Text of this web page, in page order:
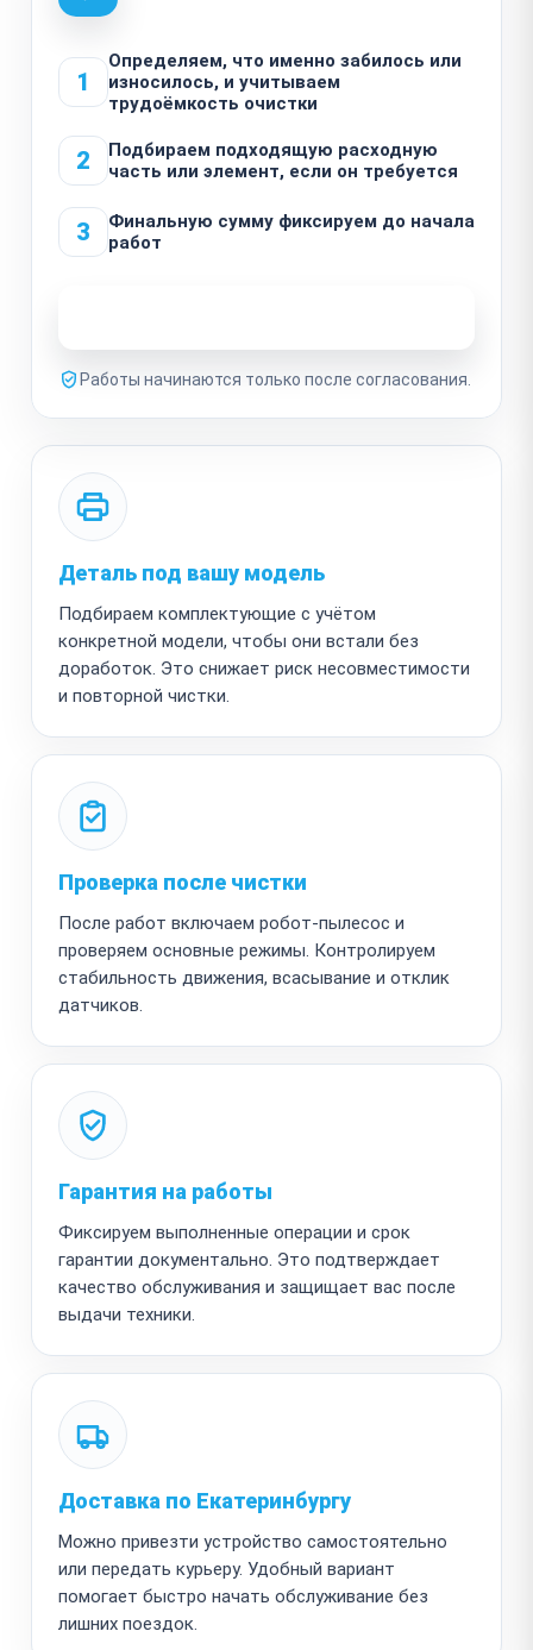
1
Определяем, что именно забилось или
износилось, и учитываем
трудоёмкость очистки
2
Подбираем подходящую расходную
часть или элемент, если он требуется
3
Финальную сумму фиксируем до начала
работ
Работы начинаются только после согласования.
Деталь под вашу модель
Подбираем комплектующие с учётом
конкретной модели, чтобы они встали без
доработок. Это снижает риск несовместимости
и повторной чистки.
Проверка после чистки
После работ включаем робот-пылесос и
проверяем основные режимы. Контролируем
стабильность движения, всасывание и отклик
датчиков.
Гарантия на работы
Фиксируем выполненные операции и срок
гарантии документально. Это подтверждает
качество обслуживания и защищает вас после
выдачи техники.
Доставка по Екатеринбургу
Можно привезти устройство самостоятельно
или передать курьеру. Удобный вариант
помогает быстро начать обслуживание без
лишних поездок.